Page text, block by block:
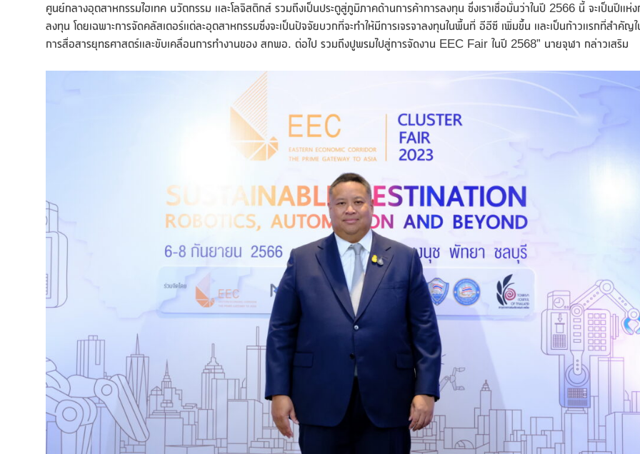
ศูนย์กลางอุตสาหกรรมไฮเทค นวัตกรรม และโลจิสติกส์ รวมถึงเป็นประตูสู่ภูมิภาคด้านการค้าการลงทุน ซึ่งเราเชื่อมั่นว่าในปี 2566 นี้ จะเป็นปีแห่ง
ลงทุน โดยเฉพาะการจัดคลัสเตอร์แต่ละอุตสาหกรรมซึ่งจะเป็นปัจจัยบวกที่จะทำให้มีการเจรจาลงทุนในพื้นที่ อีอีซี เพิ่มขึ้น และเป็นก้าวแรกที่สำคัญ
การสื่อสารยุทธศาสตร์และขับเคลื่อนการทำงานของ สกพอ. ต่อไป รวมถึงปูพรมไปสู่การจัดงาน EEC Fair ในปี 2568” นายจุฬา กล่าวเสริม